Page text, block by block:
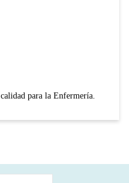
para la Enfermería.